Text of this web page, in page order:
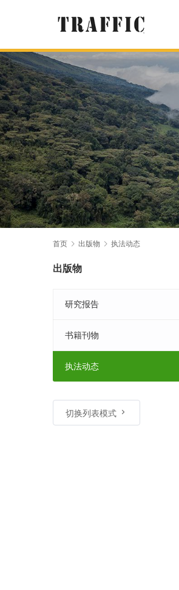
首页 出版物 执法动态
出版物
研究报告
书籍刊物
执法动态
切换列表模式